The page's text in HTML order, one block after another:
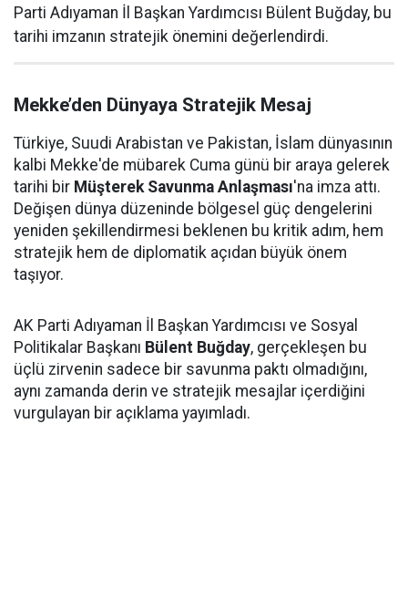
Parti Adıyaman İl Başkan Yardımcısı Bülent Buğday, bu
tarihi imzanın stratejik önemini değerlendirdi.
Mekke’den Dünyaya Stratejik Mesaj
Türkiye, Suudi Arabistan ve Pakistan, İslam dünyasının
kalbi Mekke'de mübarek Cuma günü bir araya gelerek
tarihi bir Müşterek Savunma Anlaşması'na imza attı.
Değişen dünya düzeninde bölgesel güç dengelerini
yeniden şekillendirmesi beklenen bu kritik adım, hem
stratejik hem de diplomatik açıdan büyük önem
taşıyor.
AK Parti Adıyaman İl Başkan Yardımcısı ve Sosyal
Politikalar Başkanı Bülent Buğday, gerçekleşen bu
üçlü zirvenin sadece bir savunma paktı olmadığını,
aynı zamanda derin ve stratejik mesajlar içerdiğini
vurgulayan bir açıklama yayımladı.